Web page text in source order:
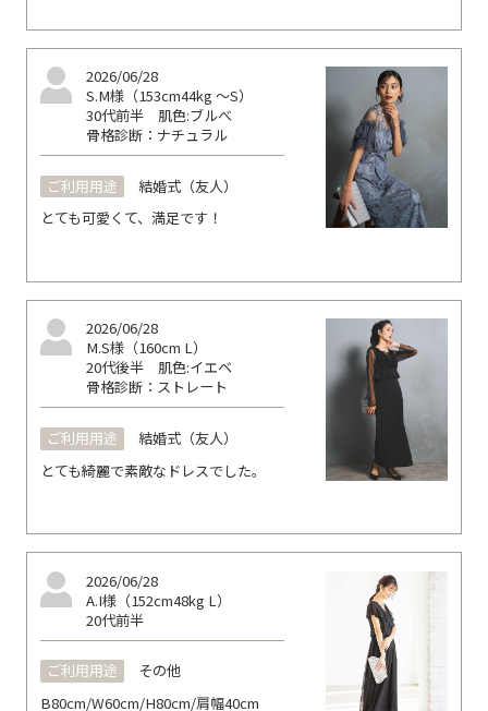
2026/06/28
S.M様（153cm44kg ～S）
30代前半 肌色:ブルべ
骨格診断：ナチュラル
ご利用用途
結婚式（友人）
とても可愛くて、満足です！
2026/06/28
M.S様（160cm L）
20代後半 肌色:イエベ
骨格診断：ストレート
ご利用用途
結婚式（友人）
とても綺麗で素敵なドレスでした。
2026/06/28
A.I様（152cm48kg L）
20代前半
ご利用用途
その他
B80cm/W60cm/H80cm/肩幅40cm